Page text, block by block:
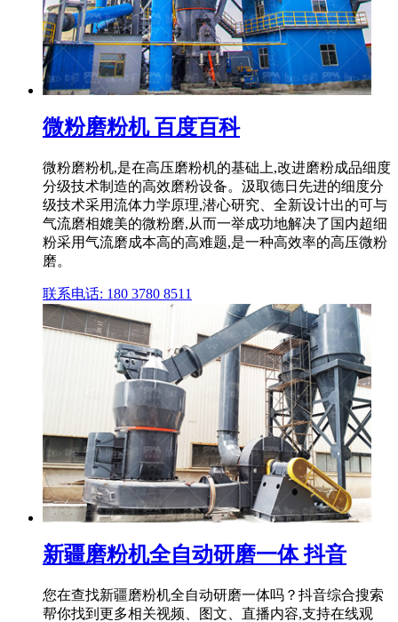
微粉磨粉机 百度百科
微粉磨粉机,是在高压磨粉机的基础上,改进磨粉成品细度
分级技术制造的高效磨粉设备。汲取德日先进的细度分
级技术采用流体力学原理,潜心研究、全新设计出的可与
气流磨相媲美的微粉磨,从而一举成功地解决了国内超细
粉采用气流磨成本高的高难题,是一种高效率的高压微粉
磨。
联系电话: 180 3780 8511
新疆磨粉机全自动研磨一体 抖音
您在查找新疆磨粉机全自动研磨一体吗？抖音综合搜索
帮你找到更多相关视频、图文、直播内容,支持在线观